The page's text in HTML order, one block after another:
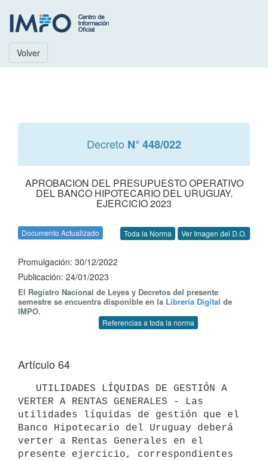
Volver
Decreto N° 448/022
APROBACION DEL PRESUPUESTO OPERATIVO
DEL BANCO HIPOTECARIO DEL URUGUAY.
EJERCICIO 2023
Documento Actualizado Toda la Norma Ver Imagen del D.O.
Promulgación: 30/12/2022
Publicación: 24/01/2023
El Registro Nacional de Leyes y Decretos del presente
semestre se encuentra disponible en la Librería Digital de
IMPO.
Referencias a toda la norma
Artículo 64
VERTER A RENTAS GENERALES - Las
utilidades líquidas de gestión que el
Banco Hipotecario del Uruguay deberá
verter a Rentas Generales en el
presente ejercicio, correspondientes